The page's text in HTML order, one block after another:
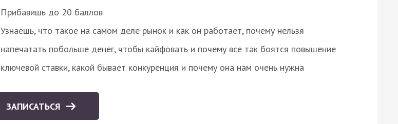
Прибавишь до 20 баллов
Узнаешь, что такое на самом деле рынок и как он работает, почему нельзя
напечатать побольше денег, чтобы кайфовать и почему все так боятся повышение
ключевой ставки, какой бывает конкуренция и почему она нам очень нужна
ЗАПИСАТЬСЯ